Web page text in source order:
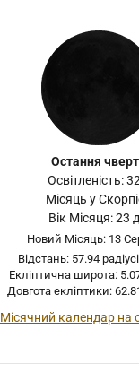
Остання
Освітленість:
Місяць у
Вік Місяця: 23
Новий Місяць: 13
Відстань: 57.94
Екліптична широта:
Довгота екліптики:
Місячний календар на